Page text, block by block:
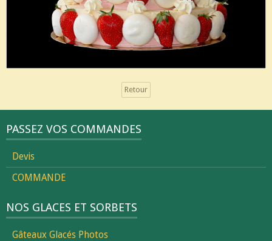
Retour
PASSEZ VOS COMMANDES
Devis
COMMANDE
NOS GLACES ET SORBETS
Gâteaux Glacés Photos